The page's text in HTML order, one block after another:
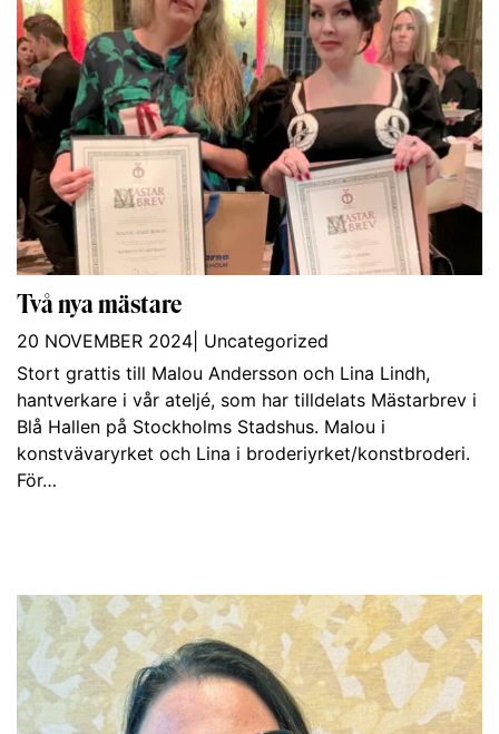
Två nya mästare
20 NOVEMBER 2024 Uncategorized
Stort grattis till Malou Andersson och Lina Lindh,
hantverkare i vår ateljé, som har tilldelats Mästarbrev i
Blå Hallen på Stockholms Stadshus. Malou i
konstvävaryrket och Lina i broderiyrket/konstbroderi.
För…